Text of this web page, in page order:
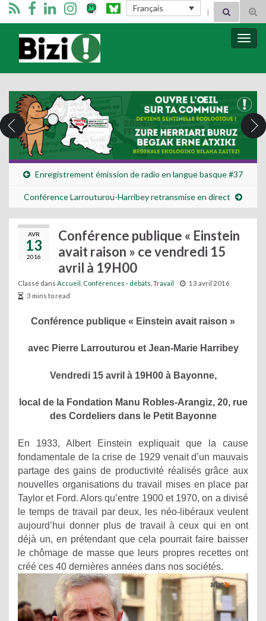
Français Search for:
Bizimugi
Enregistrement émission de radio en langue basque #37
Conférence Larrouturou-Harribey retransmise en direct
AVR
13
2016
Conférence publique « Einstein
avait raison » ce vendredi 15
avril à 19H00
Classé dans Accueil Conférences - débats Travail
13 avril 2016
3 mins to read
Conférence publique « Einstein avait raison »
avec Pierre Larrouturou et Jean-Marie Harribey
Vendredi 15 avril à 19H00 à Bayonne,
local de la Fondation Manu Robles-Arangiz, 20, rue
des Cordeliers dans le Petit Bayonne
En 1933, Albert Einstein expliquait que la cause
fondamentale de la crise de 1929 venait d’un mauvais
partage des gains de productivité réalisés grâce aux
nouvelles organisations du travail mises en place par
Taylor et Ford. Alors qu’entre 1900 et 1970, on a divisé
le temps de travail par deux, les néo-libéraux veulent
aujourd’hui donner plus de travail à ceux qui en ont
déjà un, en prétendant que cela pourrait faire baisser
le chômage de masse que leurs propres recettes ont
créé ces 40 dernières années dans nos sociétés.